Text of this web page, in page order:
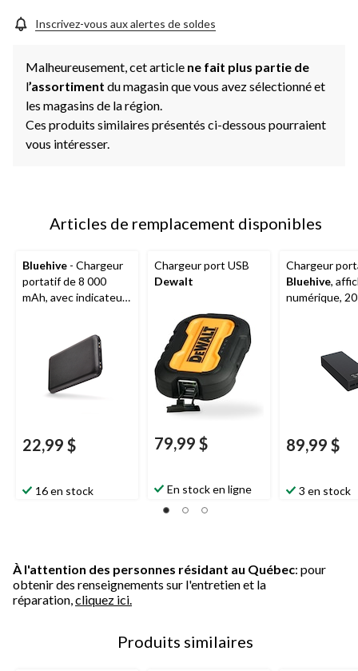
Inscrivez-vous aux alertes de soldes
Malheureusement, cet article ne fait plus partie de
l’assortiment du magasin que vous avez sélectionné et
les magasins de la région.
Ces produits similaires présentés ci-dessous pourraient
vous intéresser.
Articles de remplacement disponibles
Bluehive - Chargeur
portatif de 8 000
mAh, avec indicateur
22,99 $
16 en stock
Chargeur port USB
Dewalt
79,99 $
En stock en ligne
Chargeur
Bluehive,
numérique,
89,99 $
3 en stock
À l'attention des personnes résidant au Québec: pour
obtenir des renseignements sur l'entretien et la
réparation, cliquez ici.
Produits similaires